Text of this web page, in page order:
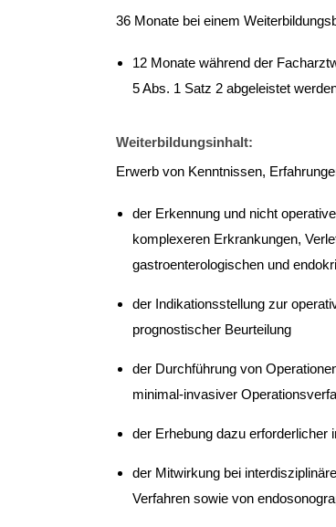
36 Monate bei einem
12 Monate während der
5 Abs. 1 Satz 2 abgeleistet
Weiterbildungsinhalt:
Erwerb von Kenntnissen,
der Erkennung und nicht
komplexeren Erkrankungen,
gastroenterologischen und
der Indikationsstellung zur
prognostischer Beurteilung
der Durchführung von
minimal-invasiver
der Erhebung dazu erforderlicher
der Mitwirkung bei
Verfahren sowie von